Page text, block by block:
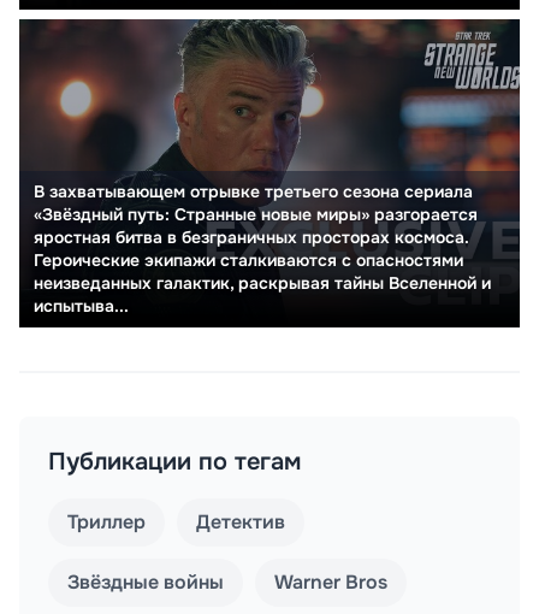
В захватывающем отрывке третьего сезона сериала
«Звёздный путь: Странные новые миры» разгорается
яростная битва в безграничных просторах космоса.
Героические экипажи сталкиваются с опасностями
неизведанных галактик, раскрывая тайны Вселенной и
испытыва...
Публикации по тегам
Триллер Детектив
Звёздные войны Warner Bros